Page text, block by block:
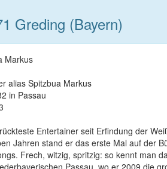
Greding (Bayern)
Markus
alias Spitzbua Markus
in Passau
Entertainer seit Erfindung der
Jahren stand er das erste Mal auf der
Frech, witzig, spritzig: so kennt man
Passau, wo er 2009 die